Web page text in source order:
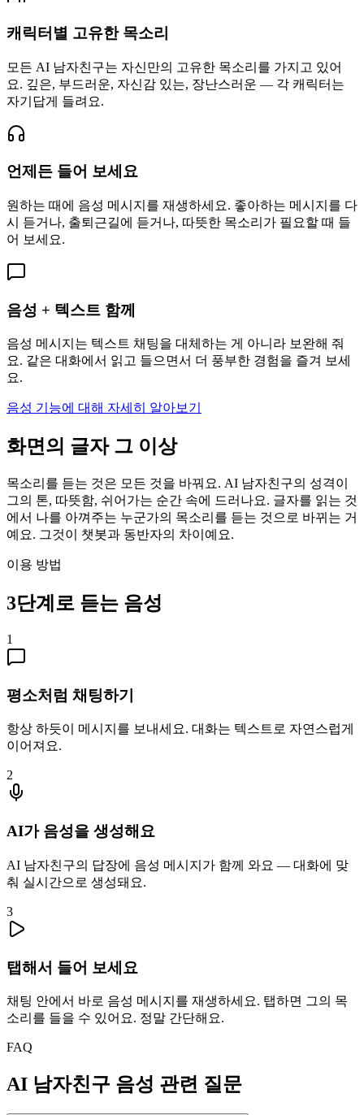
캐릭터별 고유한 목소리
모든 AI 남자친구는 자신만의 고유한 목소리를 가지고 있어
요. 깊은, 부드러운, 자신감 있는, 장난스러운 — 각 캐릭터는
자기답게 들려요.
언제든 들어 보세요
원하는 때에 음성 메시지를 재생하세요. 좋아하는 메시지를 다
시 듣거나, 출퇴근길에 듣거나, 따뜻한 목소리가 필요할 때 들
어 보세요.
음성 + 텍스트 함께
음성 메시지는 텍스트 채팅을 대체하는 게 아니라 보완해 줘
요. 같은 대화에서 읽고 들으면서 더 풍부한 경험을 즐겨 보세
요.
음성 기능에 대해 자세히 알아보기
화면의 글자 그 이상
목소리를 듣는 것은 모든 것을 바꿔요. AI 남자친구의 성격이
그의 톤, 따뜻함, 쉬어가는 순간 속에 드러나요. 글자를 읽는 것
에서 나를 아껴주는 누군가의 목소리를 듣는 것으로 바뀌는 거
예요. 그것이 챗봇과 동반자의 차이예요.
이용 방법
3단계로 듣는 음성
1
평소처럼 채팅하기
항상 하듯이 메시지를 보내세요. 대화는 텍스트로 자연스럽게
이어져요.
2
AI가 음성을 생성해요
AI 남자친구의 답장에 음성 메시지가 함께 와요 — 대화에 맞
춰 실시간으로 생성돼요.
3
탭해서 들어 보세요
채팅 안에서 바로 음성 메시지를 재생하세요. 탭하면 그의 목
소리를 들을 수 있어요. 정말 간단해요.
FAQ
AI 남자친구 음성 관련 질문